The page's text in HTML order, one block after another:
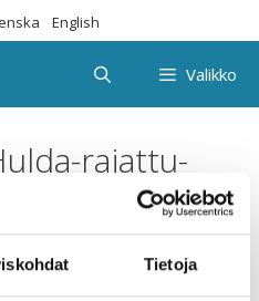
Tietoja
English
Valikko
rajattu-